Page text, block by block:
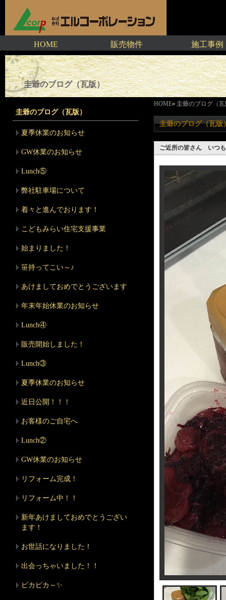
HOME 販売物件 施工事例
圭爺のブログ（瓦版）
HOME» 圭爺のブログ（
圭爺のブログ（瓦版
ご近所の皆さん いつ
圭爺のブログ（瓦版）
夏季休業のお知らせ
GW休業のお知らせ
Lunch⑤
弊社駐車場について
着々と進んでおります！
こどもみらい住宅支援事業
始まりました！
笹持ってこい～♪
あけましておめでとうございます
年末年始休業のお知らせ
Lunch④
販売開始しました！
Lunch③
夏季休業のお知らせ
近日公開！！！
お客様のご自宅へ
Lunch②
GW休業のお知らせ
リフォーム完成！
リフォーム中！！
新年あけましておめでとうござい
ます！
お世話になりました！
出会っちゃいました！！
ピカピカ～✨